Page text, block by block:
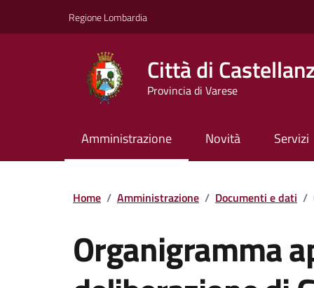
Regione Lombardia
Città di
Provincia di Varese
Amministrazione Novità Servizi
Dettagli del
Home / Amministrazione / Documenti e dati /
Organigramma